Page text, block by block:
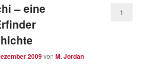
– eine
2009vonM. Jordan
1